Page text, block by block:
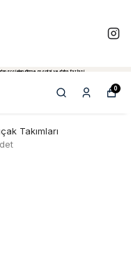
projelendirme, montaj ve daha fazlasi...
0
Takımları